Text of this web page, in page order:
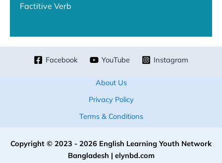
Factitive Verb
Facebook YouTube Instagram
About Us
Privacy Policy
Terms & Conditions
Copyright © 2023 - 2026 English Learning Youth Network
Bangladesh | elynbd.com